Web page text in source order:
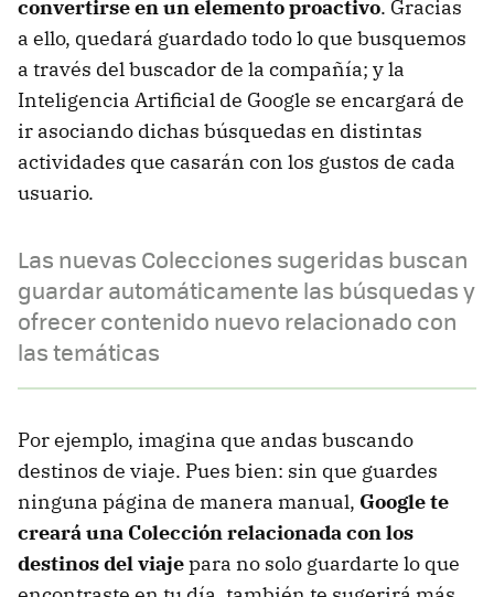
convertirse en un elemento proactivo. Gracias
a ello, quedará guardado todo lo que busquemos
a través del buscador de la compañía; y la
Inteligencia Artificial de Google se encargará de
ir asociando dichas búsquedas en distintas
actividades que casarán con los gustos de cada
usuario.
Las nuevas Colecciones sugeridas buscan
guardar automáticamente las búsquedas y
ofrecer contenido nuevo relacionado con
las temáticas
Por ejemplo, imagina que andas buscando
destinos de viaje. Pues bien: sin que guardes
ninguna página de manera manual, Google te
creará una Colección relacionada con los
destinos del viajepara no solo guardarte lo que